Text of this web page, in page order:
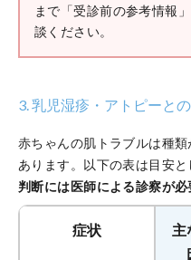
まで「受診前の参考情報
談ください。
3. 乳児湿疹・アトピーと
赤ちゃんの肌トラブルは種
あります。以下の表は目安と
判断には医師による診察が必
症状
主